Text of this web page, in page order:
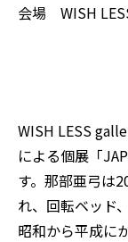
会場 WISH
WISH LESS
による個展「
す。那部亜弓は
れ、回転ベッド
昭和から平成に